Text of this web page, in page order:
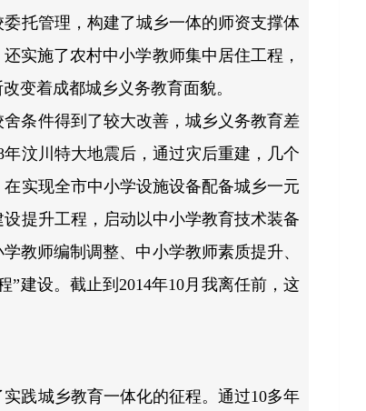
托管理，构建了城乡一体的师资支撑体
实施了农村中小学教师集中居住工程，
变着成都城乡义务教育面貌。
条件得到了较大改善，城乡义务教育差
汶川特大地震后，通过灾后重建，几个
实现全市中小学设施设备配备城乡一元
提升工程，启动以中小学教育技术装备
教师编制调整、中小学教师素质提升、
建设。截止到2014年10月我离任前，这
践城乡教育一体化的征程。通过10多年